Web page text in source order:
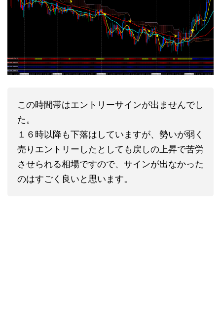
この時間帯はエントリーサインが出ませんでし
た。
１６時以降も下落はしていますが、勢いが弱く
売りエントリーしたとしても戻しの上昇で苦労
させられる相場ですので、サインが出なかった
のはすごく良いと思います。